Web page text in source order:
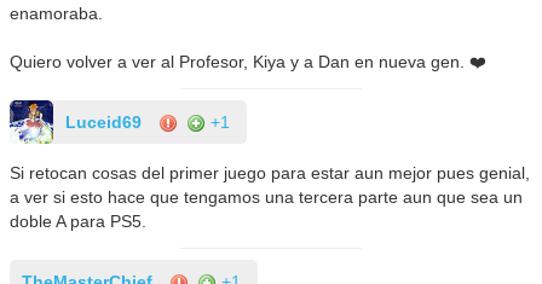
enamoraba.
Quiero volver a ver al Profesor, Kiya y a Dan en nueva gen. ❤️
Luceid69 +1
Si retocan cosas del primer juego para estar aun mejor pues genial,
a ver si esto hace que tengamos una tercera parte aun que sea un
doble A para PS5.